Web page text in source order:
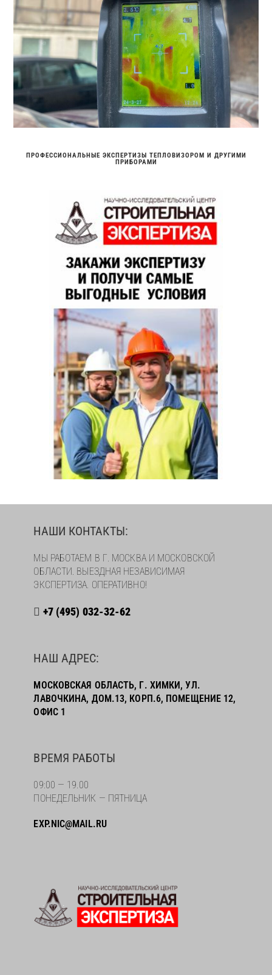
ПРОФЕССИОНАЛЬНЫЕ ЭКСПЕРТИЗЫ ТЕПЛОВИЗОРОМ И ДРУГИМИ
ПРИБОРАМИ
НАШИ КОНТАКТЫ:
МЫ РАБОТАЕМ В Г. МОСКВА И МОСКОВСКОЙ
ОБЛАСТИ. ВЫЕЗДНАЯ НЕЗАВИСИМАЯ
ЭКСПЕРТИЗА. ОПЕРАТИВНО!
+7 (495) 032-32-62
НАШ АДРЕС:
МОСКОВСКАЯ ОБЛАСТЬ, Г. ХИМКИ, УЛ.
ЛАВОЧКИНА, ДОМ.13, КОРП.6, ПОМЕЩЕНИЕ 12,
ОФИС 1
ВРЕМЯ РАБОТЫ
09:00 — 19.00
ПОНЕДЕЛЬНИК — ПЯТНИЦА
EXP.NIC@MAIL.RU